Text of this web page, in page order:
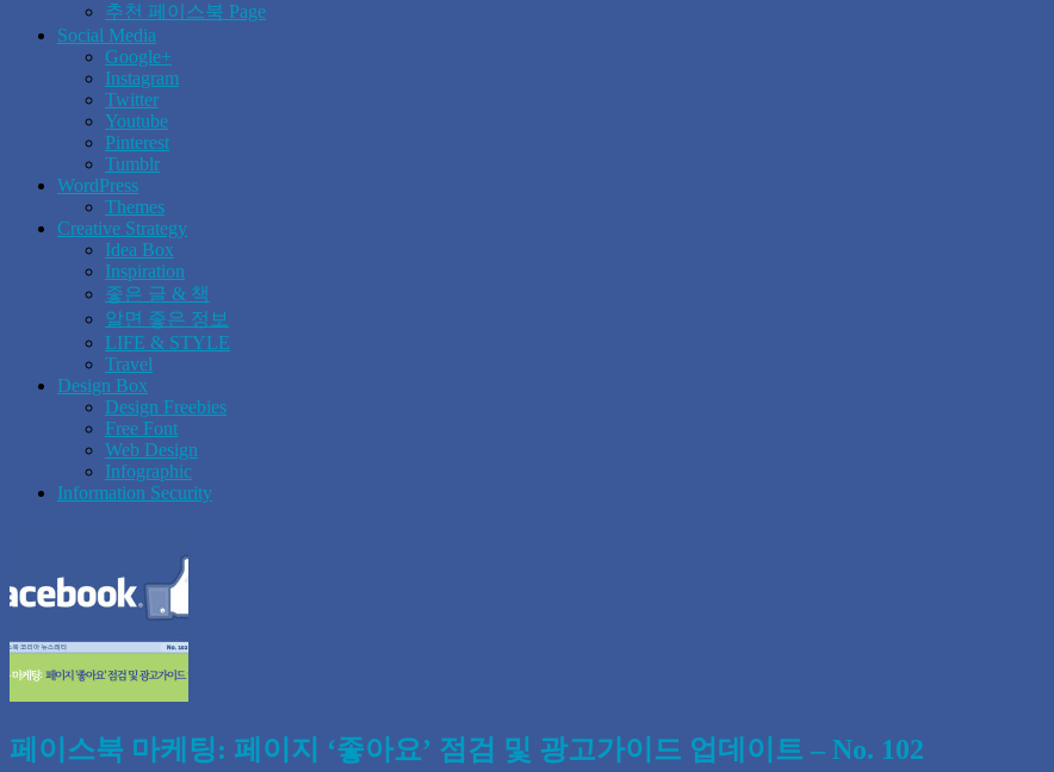
추천 페이스북 Page
Social Media
Google+
Instagram
Twitter
Youtube
Pinterest
Tumblr
WordPress
Themes
Creative Strategy
Idea Box
Inspiration
좋은 글 & 책
알면 좋은 정보
LIFE & STYLE
Travel
Design Box
Design Freebies
Free Font
Web Design
Infographic
Information Security
페이스북 마케팅: 페이지 ‘좋아요’ 점검 및 광고가이드 업데이트 – No. 102